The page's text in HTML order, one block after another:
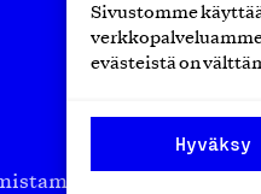
Sivustomme
evästeistä on
Hyväksy
puolueeton,